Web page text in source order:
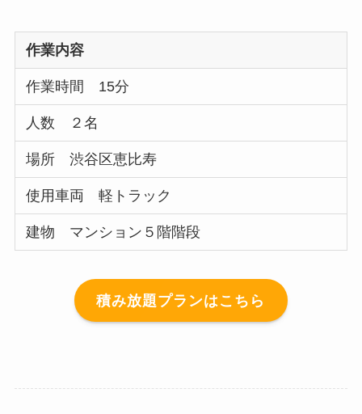
作業内容
作業時間 15分
人数 ２名
場所 渋谷区恵比寿
使用車両 軽トラック
建物 マンション５階階段
積み放題プランはこちら